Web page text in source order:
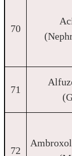
70
71
72